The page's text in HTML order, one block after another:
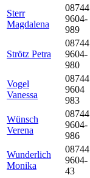
Sterr
Magdalena
08744
9604-
989
Strötz Petra
08744
9604-
980
Vogel
Vanessa
08744
9604
983
Wünsch
Verena
08744
9604-
986
Wunderlich
Monika
08744
9604-
43